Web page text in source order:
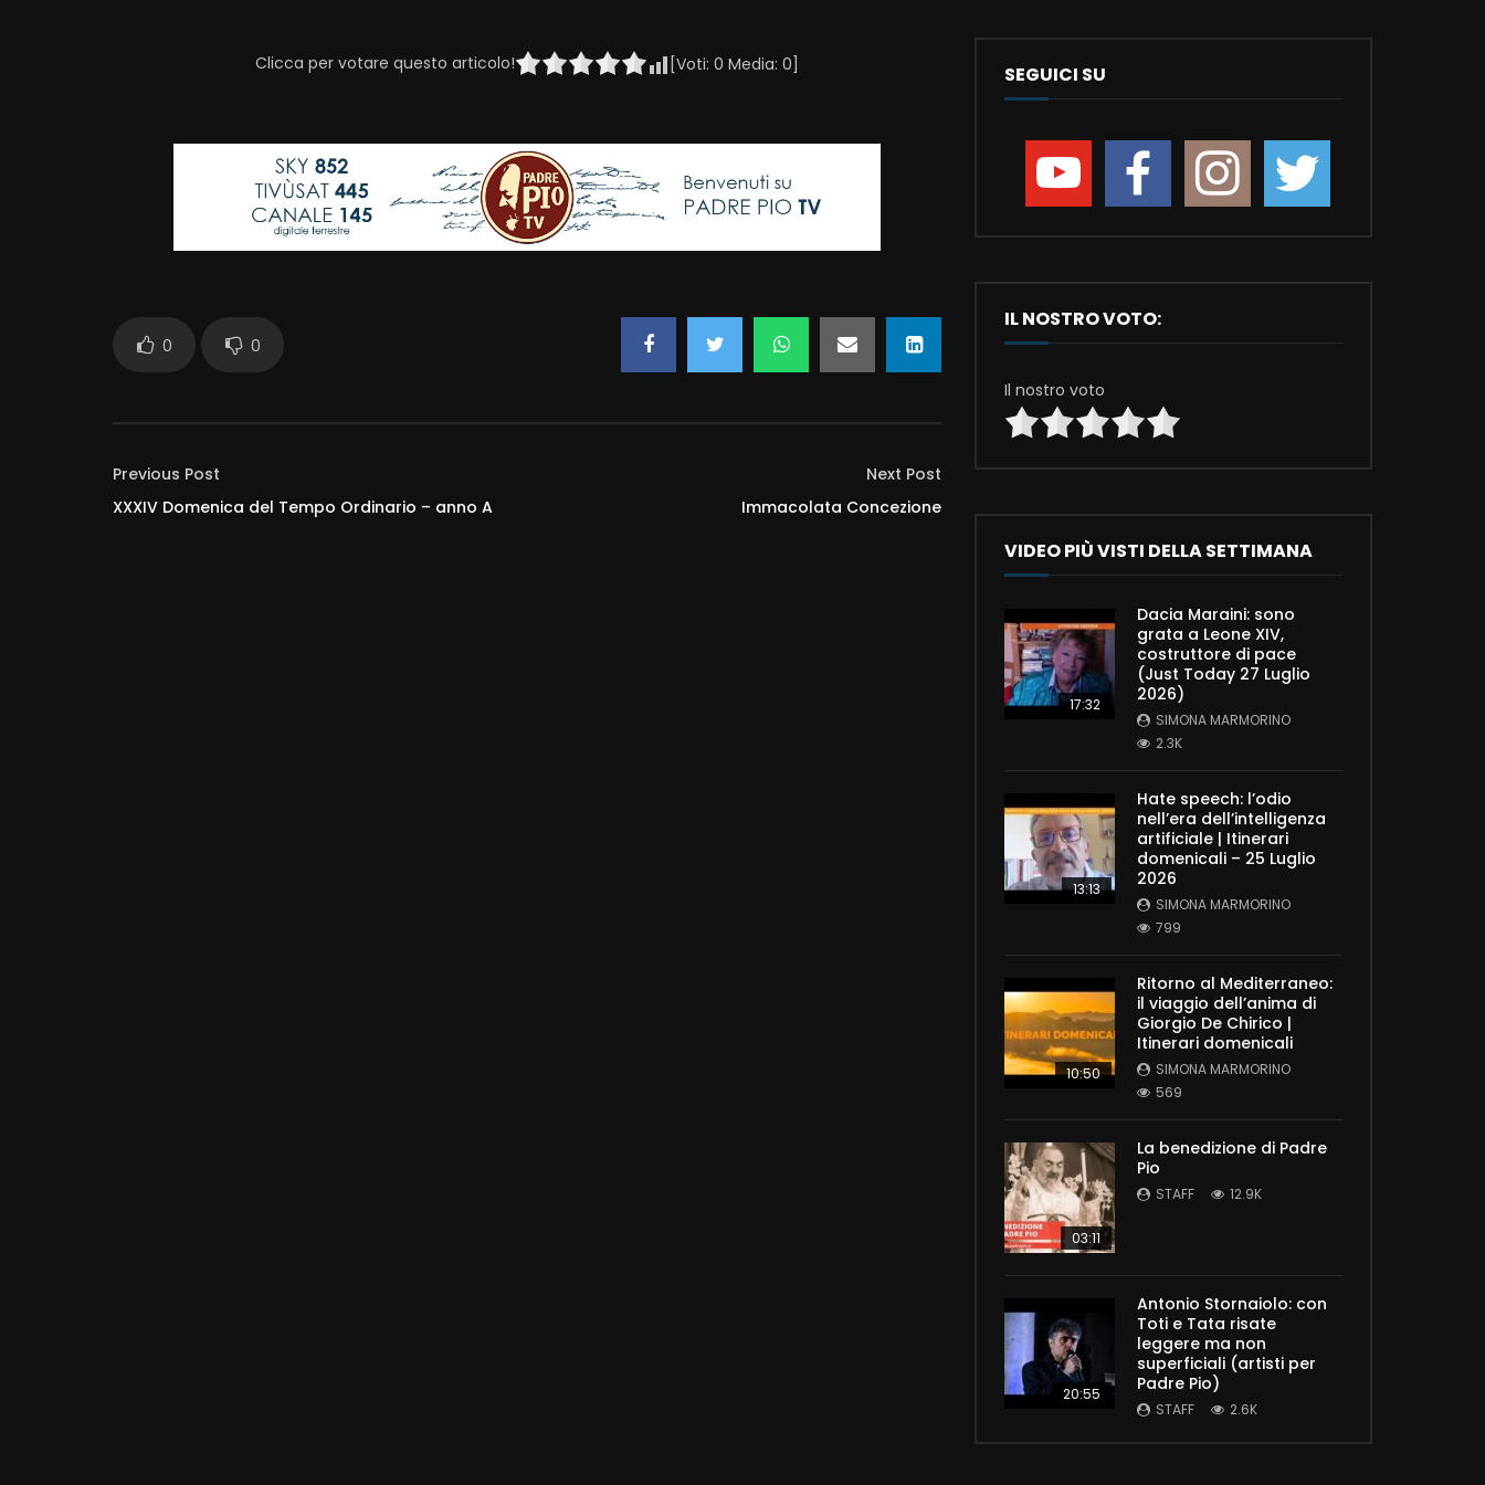
Clicca per votare questo articolo! [Voti: 0 Media: 0
0 0
Previous Post
XXXIV Domenica del Tempo Ordinario – anno A
Next Post
Immacolata Concezione
SEGUICI SU
IL NOSTRO VOTO:
Il nostro voto
VIDEO PIÙ VISTI DELLA SETTIMANA
17:32
Dacia Maraini: sono
grata a Leone XIV,
costruttore di pace
(Just Today 27 Luglio
2026)
SIMONA MARMORINO
2.3K
13:13
Hate speech: l’odio
nell’era dell’intelligenza
artificiale | Itinerari
domenicali – 25 Luglio
2026
SIMONA MARMORINO
799
10:50
Ritorno al Mediterraneo:
il viaggio dell’anima di
Giorgio De Chirico |
Itinerari domenicali
SIMONA MARMORINO
569
03:11
La benedizione di Padre
Pio
STAFF 12.9K
20:55
Antonio Stornaiolo: con
Toti e Tata risate
leggere ma non
superficiali (artisti per
Padre Pio)
STAFF 2.6K